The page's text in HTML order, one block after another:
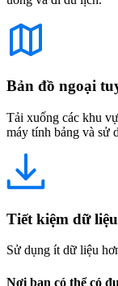
Bản đồ ngoại
Tải xuống các khu
máy tính bảng và sử
Tiết kiệm dữ liệu
Sử dụng ít dữ liệu
Nơi bạn có thể có